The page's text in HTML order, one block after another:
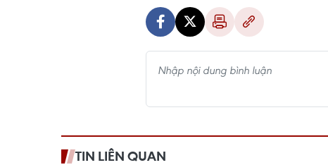
TIN LIÊN QUAN